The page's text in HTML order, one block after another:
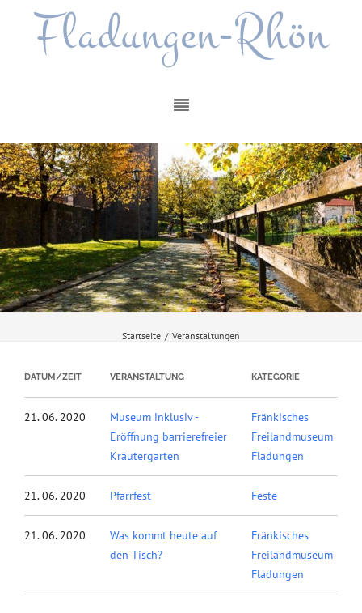
Fladungen-Rhön
Startseite / Veranstaltungen
DATUM/ZEIT VERANSTALTUNG KATEGORIE
21. 06. 2020
Museum inklusiv -
Eröffnung barrierefreier
Kräutergarten
Fränkisches
Freilandmuseum
Fladungen
21. 06. 2020 Pfarrfest Feste
21. 06. 2020
Was kommt heute auf
den Tisch?
Fränkisches
Freilandmuseum
Fladungen